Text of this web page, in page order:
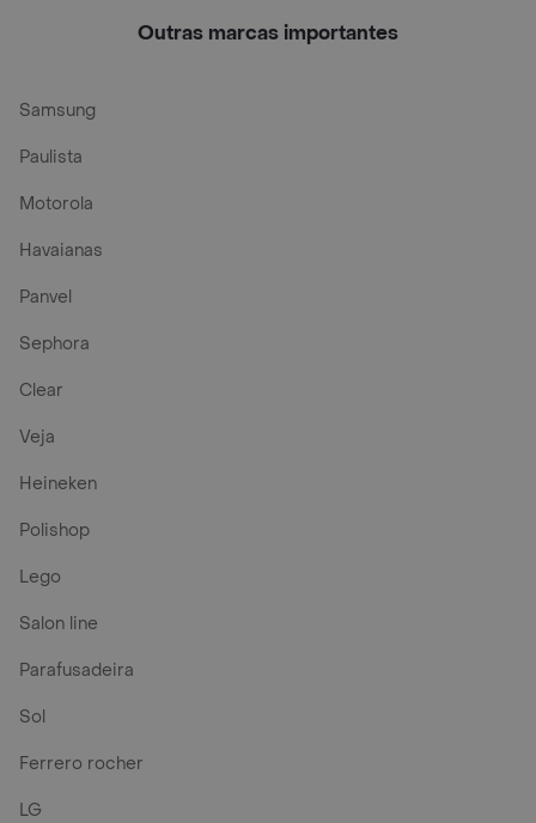
Outras marcas importantes
Samsung
Paulista
Motorola
Havaianas
Panvel
Sephora
Clear
Veja
Heineken
Polishop
Lego
Salon line
Parafusadeira
Sol
Ferrero rocher
LG